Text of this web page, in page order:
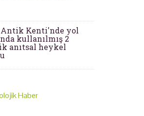
Antik Kenti'nde yol
kullanılmış 2
anıtsal heykel